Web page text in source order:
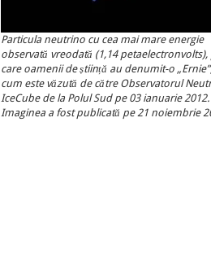
Particula neutrino cu cea mai mare energie
observată vreodată (1,14 petaelectronvolts),
care oamenii de știință au denumit-o
cum este văzută de către Observatorul
IceCube de la Polul Sud pe 03 ianuarie 2012.
Imaginea a fost publicată pe 21 noiembrie